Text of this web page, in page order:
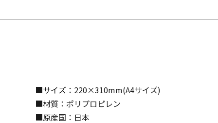
■サイズ：220×310mm(A4サイズ)
■材質：ポリプロピレン
■原産国：日本